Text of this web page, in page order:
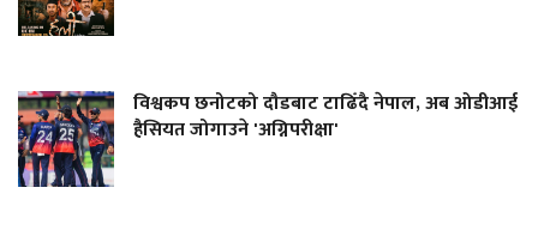
विश्वकप छनोटको दौडबाट टाढिँदै नेपाल, अब ओडीआई
हैसियत जोगाउने 'अग्निपरीक्षा'